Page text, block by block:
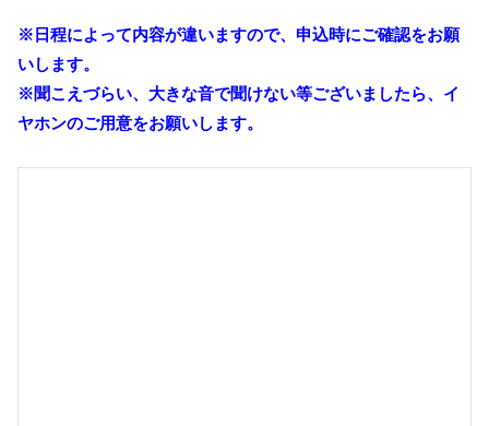
※日程によって内容が違いますので、申込時にご確認をお願
いします。
※聞こえづらい、大きな音で聞けない等ございましたら、イ
ヤホンのご用意をお願いします。